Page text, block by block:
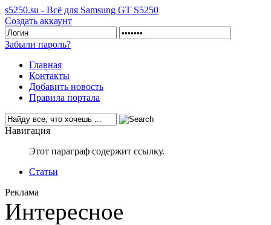
s5250.su - Всё для Samsung GT S5250
Создать аккаунт
Забыли пароль?
Главная
Контакты
Добавить новость
Правила портала
Навигация
Этот параграф содержит ссылку.
Статьи
Реклама
Интересное